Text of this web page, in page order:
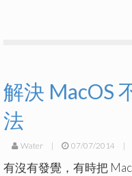
解決 MacOS
法
Water | 07/07/2014 |
有沒有發覺，有時把